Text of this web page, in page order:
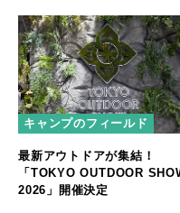
キャンプのフィールド
最新アウトドアが集結！
「TOKYO OUTDOOR
2026」開催決定